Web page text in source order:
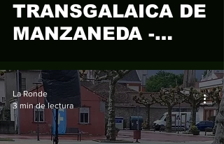
TRANSGALAICA DE
MANZANEDA -
La Ronde
3 min de lectura